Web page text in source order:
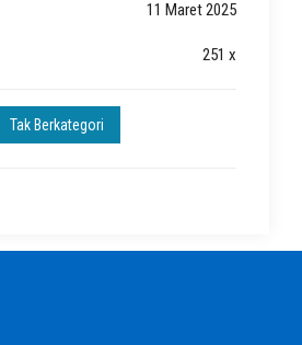
11 Maret 2025
251 x
Tak Berkategori